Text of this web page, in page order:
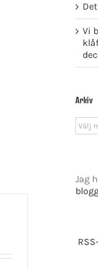
Vi
Arkiv
Arkiv
Jag